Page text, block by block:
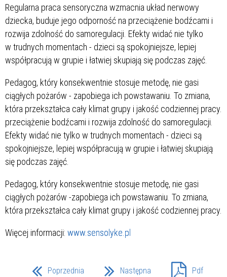
Regularna praca sensoryczna wzmacnia układ nerwowy
dziecka, buduje jego odporność na przeciążenie bodźcami i
rozwija zdolność do samoregulacji. Efekty widać nie tylko
w trudnych momentach - dzieci są spokojniejsze, lepiej
współpracują w grupie i łatwiej skupiają się podczas zajęć.
Pedagog, który konsekwentnie stosuje metodę, nie gasi
ciągłych pożarów - zapobiega ich powstawaniu. To zmiana,
która przekształca cały klimat grupy i jakość codziennej pracy.
przeciążenie bodźcami i rozwija zdolność do samoregulacji.
Efekty widać nie tylko w trudnych momentach - dzieci są
spokojniejsze, lepiej współpracują w grupie i łatwiej skupiają
się podczas zajęć.
Pedagog, który konsekwentnie stosuje metodę, nie gasi
ciągłych pożarów -zapobiega ich powstawaniu. To zmiana,
która przekształca cały klimat grupy i jakość codziennej pracy.
Więcej informacji: www.sensolyke.pl
Poprzednia Następna Pdf